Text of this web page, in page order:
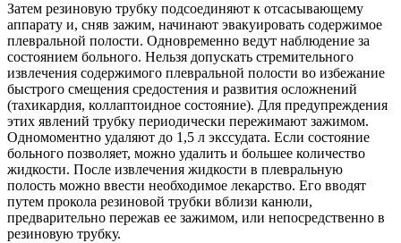
Затем резиновую трубку подсоединяют к отсасывающему
аппарату и, сняв зажим, начинают эвакуировать содержимое
плевральной полости. Одновременно ведут наблюдение за
состоянием больного. Нельзя допускать стремительного
извлечения содержимого плевральной полости во избежание
быстрого смещения средостения и развития осложнений
(тахикардия, коллаптоидное состояние). Для предупреждения
этих явлений трубку периодически пережимают зажимом.
Одномоментно удаляют до 1,5 л экссудата. Если состояние
больного позволяет, можно удалить и большее количество
жидкости. После извлечения жидкости в плевральную
полость можно ввести необходимое лекарство. Его вводят
путем прокола резиновой трубки вблизи канюли,
предварительно пережав ее зажимом, или непосредственно в
резиновую трубку.